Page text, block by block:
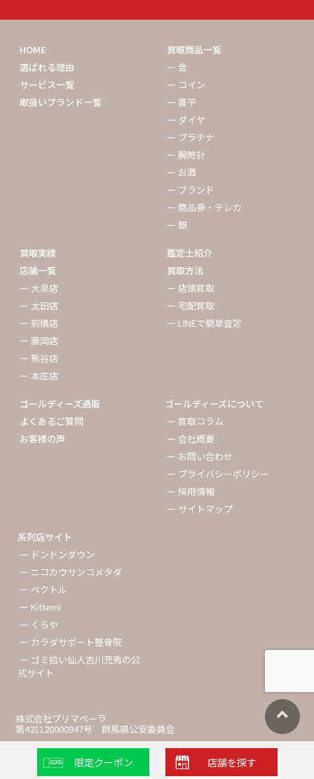
HOME
選ばれる理由
サービス一覧
取扱いブランド一覧
買取商品一覧
ー 金
ー コイン
ー 喜平
ー ダイヤ
ー プラチナ
ー 腕時計
ー お酒
ー ブランド
ー 商品券・テレカ
ー 銀
買取実績
店舗一覧
ー 大泉店
ー 太田店
ー 前橋店
ー 藤岡店
ー 熊谷店
ー 本庄店
鑑定士紹介
買取方法
ー 店頭買取
ー 宅配買取
ー LINEで簡単査定
ゴールディーズ通販
よくあるご質問
お客様の声
ゴールディーズについて
ー 買取コラム
ー 会社概要
ー お問い合わせ
ー プライバシーポリシー
ー 採用情報
ー サイトマップ
系列店サイト
ー ドンドンダウン
ー ニコカウサンコメタダ
ー ベクトル
ー Kittemi
ー くらや
ー カラダサポート整骨院
ー ゴミ拾い仙人吉川充秀の公
式サイト
株式会社プリマベーラ
第421120000947号 群馬県公安委員会
限定クーポン 店舗を探す